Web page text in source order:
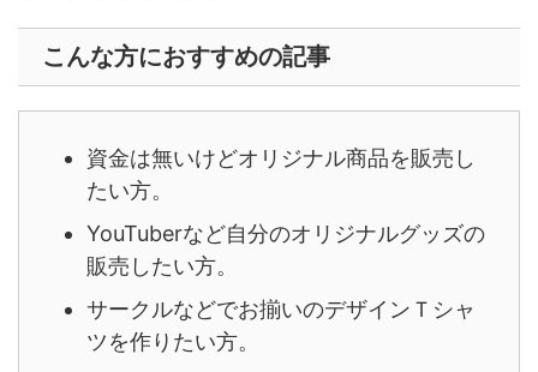
こんな方におすすめの記事
資金は無いけどオリジナル商品を販売し
たい方。
YouTuberなど自分のオリジナルグッズの
販売したい方。
サークルなどでお揃いのデザインＴシャ
ツを作りたい方。